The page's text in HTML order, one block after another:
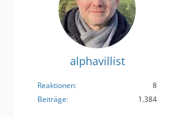
alphavillist
Reaktionen
8
Beiträge
1.384